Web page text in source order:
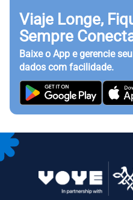
Viaje Longe,
Sempre
Baixe o App e gerencie
dados com facilidade.